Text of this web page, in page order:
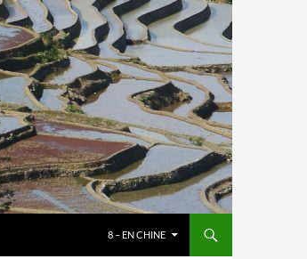
8 – EN CHINE